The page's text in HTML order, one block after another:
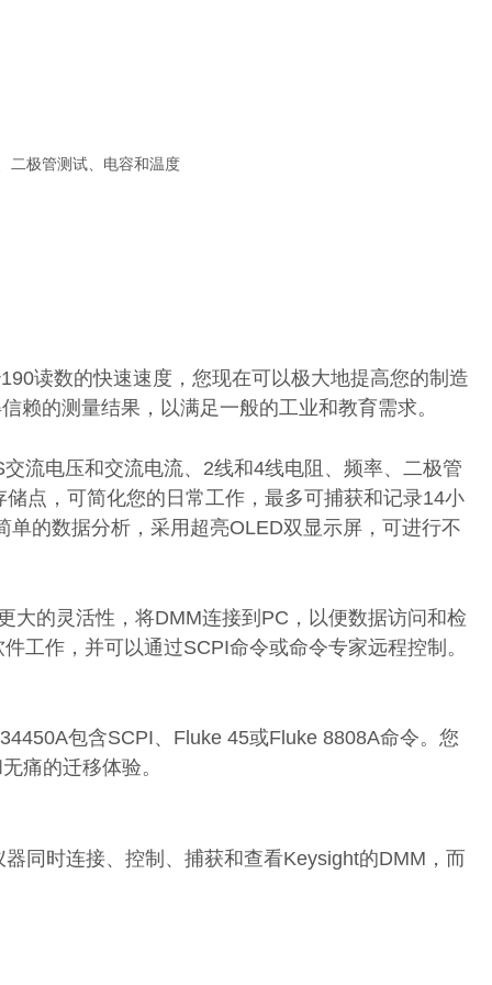
二极管测试、电容和温度
读数的快速速度，您现在可以极大地提高您的制造
赖的测量结果，以满足一般的工业和教育需求。
流电压和交流电流、2线和4线电阻、频率、二极管
点，可简化您的日常工作，最多可捕获和记录14小
的数据分析，采用超亮OLED双显示屏，可进行不
大的灵活性，将DMM连接到PC，以便数据访问和检
工作，并可以通过SCPI命令或命令专家远程控制。
包含SCPI、Fluke 45或Fluke 8808A命令。您
痛的迁移体验。
同时连接、控制、捕获和查看Keysight的DMM，而